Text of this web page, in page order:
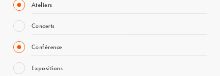
Ateliers
Concerts
Conférence
Expositions